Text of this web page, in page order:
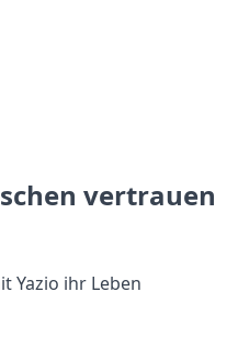
vertrauen
Yazio ihr Leben